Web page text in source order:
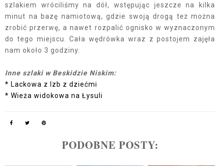
szlakiem wróciliśmy na dół, wstępując jeszcze na kilka
minut na bazę namiotową, gdzie swoją drogą też można
zrobić przerwę, a nawet rozpalić ognisko w wyznaczonym
do tego miejscu. Cała wędrówka wraz z postojem zajęła
nam około 3 godziny.
Inne szlaki w Beskidzie Niskim:
* Lackowa z Izb z dziećmi
* Wieża widokowa na Łysuli
PODOBNE POSTY: